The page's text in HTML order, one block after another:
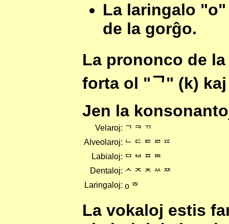
La laringalo "o"
de la gorĝo.
La prononco de
forta ol "ᄀ" (k)
Jen la
Velaroj: ᄀ ᄏ ᄁ
Alveolaroj: ᄂ ᄃ ᄐ ᄅ ᄄ
Labialoj: ᄆ ᄇ ᄑ ᄈ
Dentaloj: ᄉ ᄌ ᄎ ᄊ ᄍ
Laringaloj: o ᄒ
La vokaloj estis